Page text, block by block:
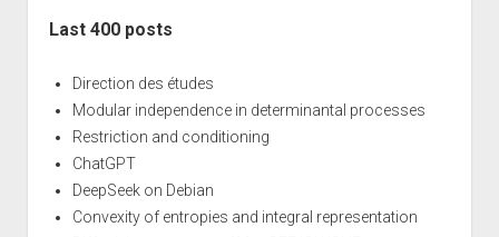
Last 400 posts
Direction des études
Modular independence in determinantal processes
Restriction and conditioning
ChatGPT
DeepSeek on Debian
Convexity of entropies and integral representation